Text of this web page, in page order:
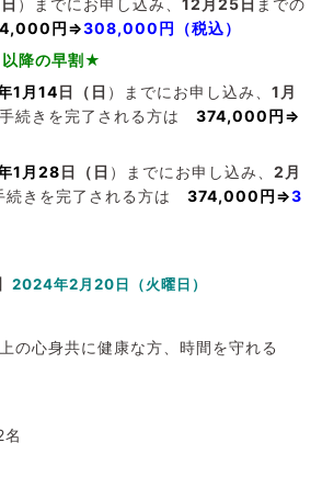
）までにお申し込み、 12 月25日 までの
円⇒308,000円（税込）
降の早割★
1月14日（日 ）までにお申し込み、 1 月
続きを完了される方は 374,000円⇒
1月28日（日 ）までにお申し込み、 2 月
続きを完了される方は 374,000円⇒3
2024年2月20日（火曜日）
の心身共に健康な方、時間を守れる